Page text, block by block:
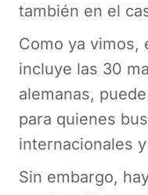
también en el
Como ya vimos,
incluye las 30
alemanas,
para quienes
internacionales
Sin embargo,